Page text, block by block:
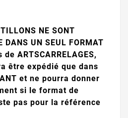
NE SONT
DANS UN SEUL FORMAT
ARTSCARRELAGES,
être expédié que dans
et ne pourra donner
si le format de
pas pour la référence